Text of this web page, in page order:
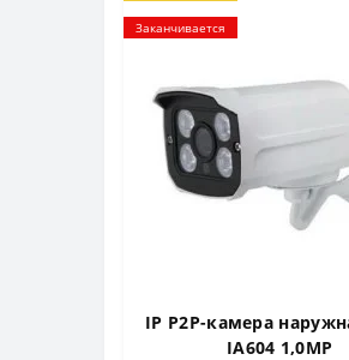
Заканчивается
IP P2P-камера
IA604 1,0MP